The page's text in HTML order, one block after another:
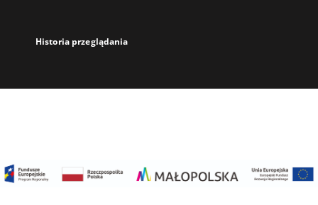
Historia przeglądania